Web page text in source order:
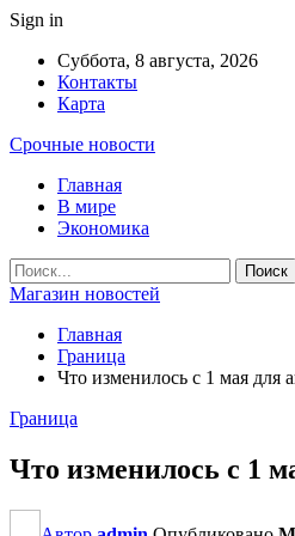
Sign in
Суббота, 8 августа, 2026
Контакты
Карта
Срочные новости
Главная
В мире
Экономика
Магазин новостей
Главная
Граница
Что изменилось с 1 мая для
Граница
Что изменилось с 1